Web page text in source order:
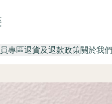
專區退貨及退款政策關於我們